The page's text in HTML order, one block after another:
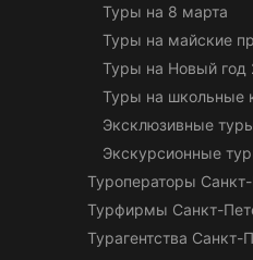
Туры на 8 марта
Туры на майские
Туры на Новый год
Туры на школьные
Эксклюзивные
Экскурсионные
Туроператоры
Турфирмы Санкт-
Турагентства Санкт-